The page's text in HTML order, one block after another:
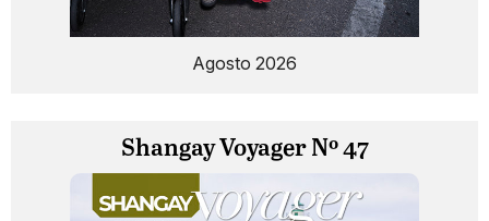
Agosto 2026
Shangay Voyager Nº 47